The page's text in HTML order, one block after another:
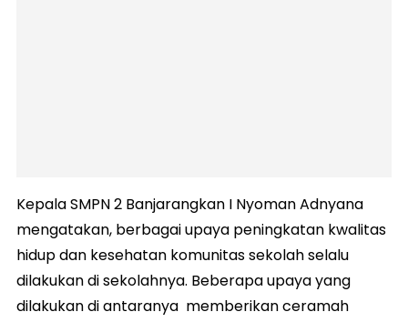
Kepala SMPN 2 Banjarangkan I Nyoman Adnyana
mengatakan, berbagai upaya peningkatan kwalitas
hidup dan kesehatan komunitas sekolah selalu
dilakukan di sekolahnya. Beberapa upaya yang
dilakukan di antaranya memberikan ceramah